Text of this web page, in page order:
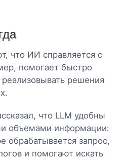
что ИИ справляется с
помогает быстро
решения
что LLM удобны
объемами информации:
обрабатывается запрос,
и помогают искать